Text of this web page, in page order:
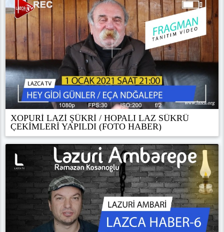
XOP̌URİ LAZİ ŞÜKRİ / HOPALI LAZ SÜKRÜ
ÇEKİMLERİ YAPILDI (FOTO HABER)